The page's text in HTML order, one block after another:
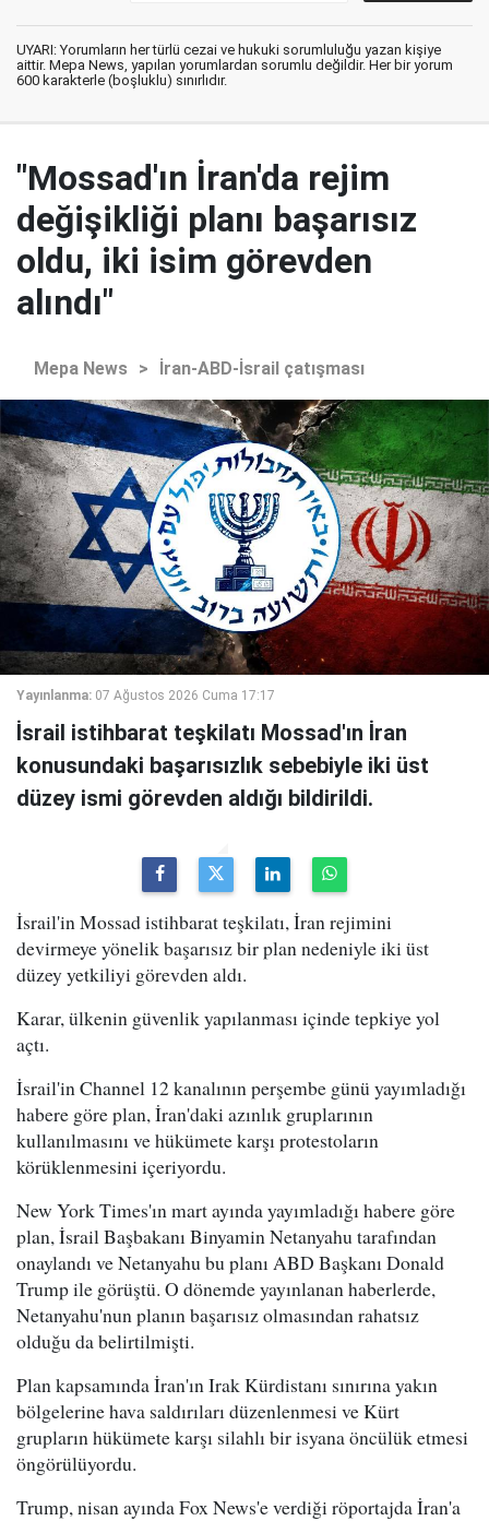
UYARI: Yorumların her türlü cezai ve hukuki sorumluluğu yazan kişiye
aittir. Mepa News, yapılan yorumlardan sorumlu değildir. Her bir yorum
600 karakterle (boşluklu) sınırlıdır.
"Mossad'ın İran'da rejim
değişikliği planı başarısız
oldu, iki isim görevden
alındı"
Mepa News > İran-ABD-İsrail çatışması
Yayınlanma: 07 Ağustos 2026 Cuma 17:17
İsrail istihbarat teşkilatı Mossad'ın İran
konusundaki başarısızlık sebebiyle iki üst
düzey ismi görevden aldığı bildirildi.
İsrail'in Mossad istihbarat teşkilatı, İran rejimini
devirmeye yönelik başarısız bir plan nedeniyle iki üst
düzey yetkiliyi görevden aldı.
Karar, ülkenin güvenlik yapılanması içinde tepkiye yol
açtı.
İsrail'in Channel 12 kanalının perşembe günü yayımladığı
habere göre plan, İran'daki azınlık gruplarının
kullanılmasını ve hükümete karşı protestoların
körüklenmesini içeriyordu.
New York Times'ın mart ayında yayımladığı habere göre
plan, İsrail Başbakanı Binyamin Netanyahu tarafından
onaylandı ve Netanyahu bu planı ABD Başkanı Donald
Trump ile görüştü. O dönemde yayınlanan haberlerde,
Netanyahu'nun planın başarısız olmasından rahatsız
olduğu da belirtilmişti.
Plan kapsamında İran'ın Irak Kürdistanı sınırına yakın
bölgelerine hava saldırıları düzenlenmesi ve Kürt
grupların hükümete karşı silahlı bir isyana öncülük etmesi
öngörülüyordu.
Trump, nisan ayında Fox News'e verdiği röportajda İran'a